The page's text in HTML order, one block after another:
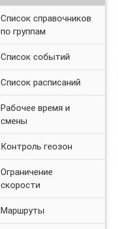
Список справочников
по группам
Список событий
Список расписаний
Рабочее время и
смены
Контроль геозон
Ограничение
скорости
Маршруты